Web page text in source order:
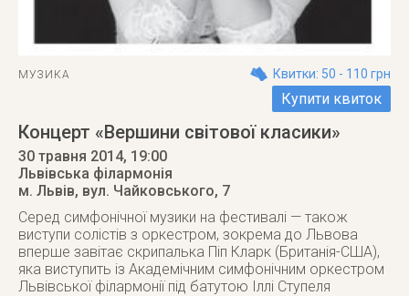
МУЗИКА Квитки: 50 - 110 грн
Купити квиток
Концерт «Вершини світової класики»
30 травня 2014, 19:00
Львівська філармонія
м. Львів, вул. Чайковського, 7
Серед симфонічної музики на фестивалі — також
виступи солістів з оркестром, зокрема до Львова
вперше завітає скрипалька Піп Кларк (Британія-США),
яка виступить із Академічним симфонічним оркестром
Львівської філармонії під батутою Іллі Ступеля